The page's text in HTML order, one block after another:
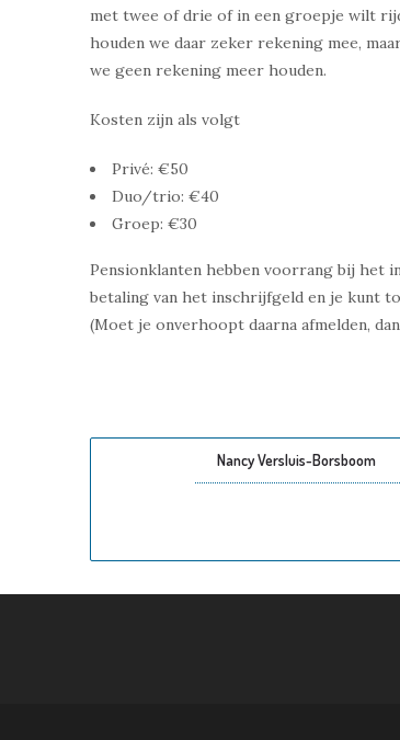
met twee of drie of in een groepje wilt
houden we daar zeker rekening mee,
we geen rekening meer houden.
Kosten zijn als volgt
Privé: €50
Duo/trio: €40
Groep: €30
Pensionklanten hebben voorrang bij het
betaling van het inschrijfgeld en je kunt
(Moet je onverhoopt daarna afmelden,
Nancy Versluis-Borsboom